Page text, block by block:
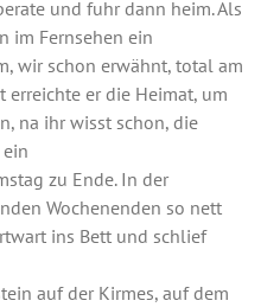
und fuhr dann heim. Als
im Fernsehen ein
wir schon erwähnt, total am
erreichte er die Heimat, um
na ihr wisst schon, die
zu Ende. In der
Wochenenden so nett
ins Bett und schlief
auf der Kirmes, auf dem